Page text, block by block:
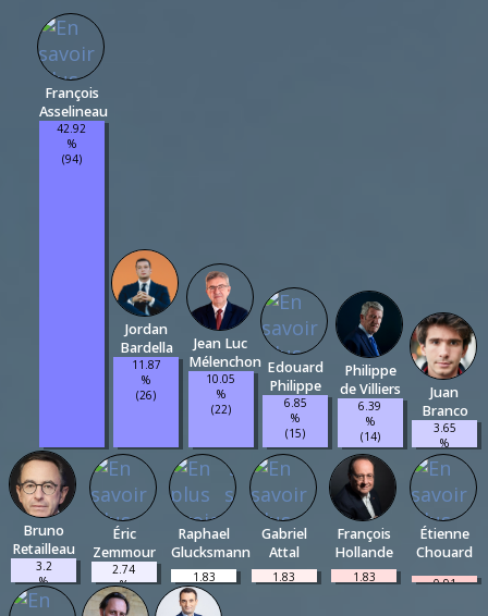
François
Asselineau
42.92
%
(94)
Jordan
Bardella
11.87
%
(26)
Jean Luc
Mélenchon
10.05
%
(22)
Edouard
Philippe
6.85
%
(15)
Philippe
de Villiers
6.39
%
(14)
Juan
Branco
3.65
%
(8)
Bruno
Retailleau
3.2
%
(7)
Éric
Zemmour
2.74
%
(6)
Raphael
Glucksmann
1.83
%
(4)
Gabriel
Attal
1.83
François
Hollande
1.83
Étienne
Chouard
0.91